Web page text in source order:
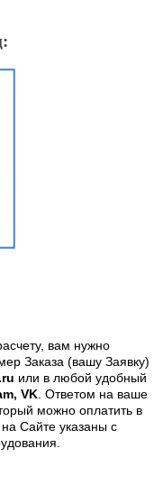
вам нужно
Заказа (вашу Заявку)
или в любой удобный
VK. Ответом на ваше
можно оплатить в
Сайте указаны с